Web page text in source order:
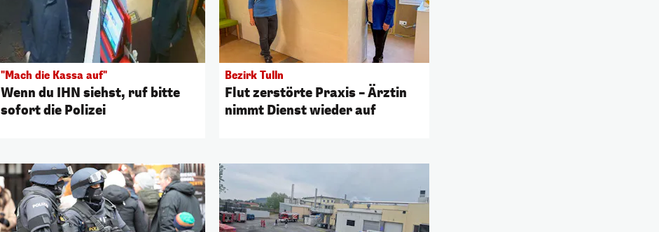
"Mach die Kassa auf"
Wenn du IHN siehst, ruf bitte
sofort die Polizei
Bezirk Tulln
Flut zerstörte Praxis – Ärztin
nimmt Dienst wieder auf